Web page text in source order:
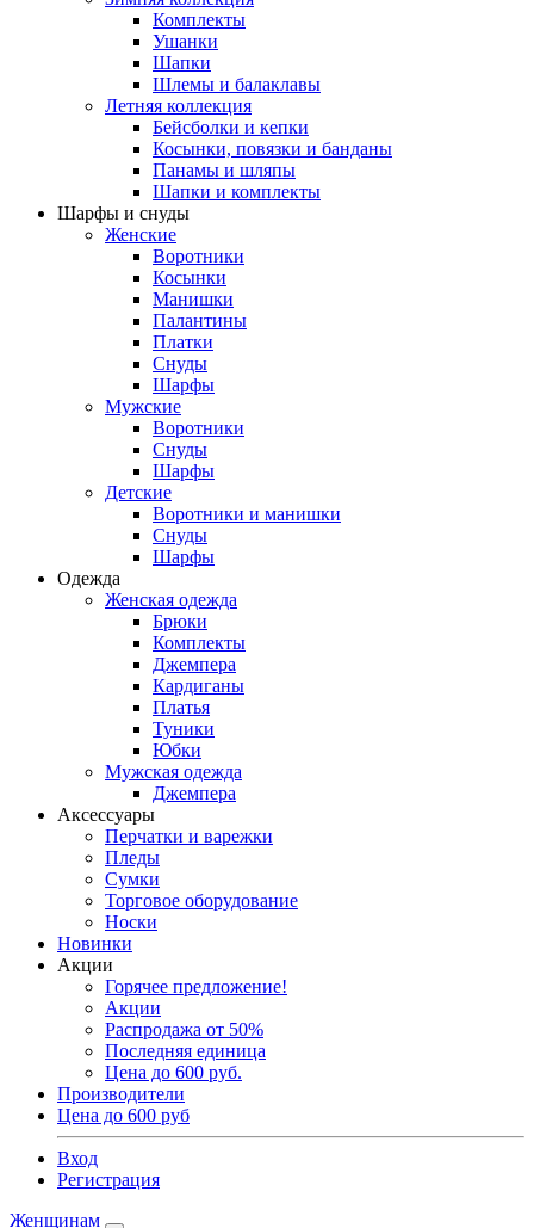
Комплекты
Ушанки
Шапки
Шлемы и балаклавы
Летняя коллекция
Бейсболки и кепки
Косынки, повязки и банданы
Панамы и шляпы
Шапки и комплекты
Шарфы и снуды
Женские
Воротники
Косынки
Манишки
Палантины
Платки
Снуды
Шарфы
Мужские
Воротники
Снуды
Шарфы
Детские
Воротники и манишки
Снуды
Шарфы
Одежда
Женская одежда
Брюки
Комплекты
Джемпера
Кардиганы
Платья
Туники
Юбки
Мужская одежда
Джемпера
Аксессуары
Перчатки и варежки
Пледы
Сумки
Торговое оборудование
Носки
Новинки
Акции
Горячее предложение!
Акции
Распродажа от 50%
Последняя единица
Цена до 600 руб.
Производители
Цена до 600 руб
Вход
Регистрация
Женщинам